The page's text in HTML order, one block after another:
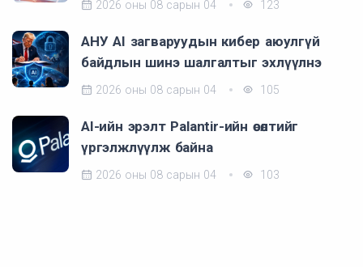
2026 оны 08 сарын 04 123
АНУ AI загваруудын кибер аюулгүй
байдлын шинэ шалгалтыг эхлүүлнэ
2026 оны 08 сарын 04 105
AI-ийн эрэлт Palantir-ийн өсөлтийг
үргэлжлүүлж байна
2026 оны 08 сарын 04 103